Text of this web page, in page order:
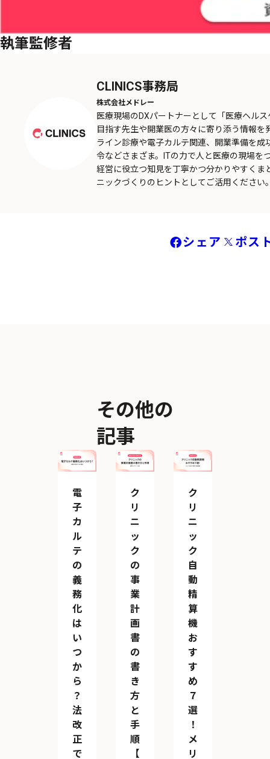
執筆監修者
CLINICS事務局
株式会社メドレー
医療現場のDXパートナーとして「医療ヘル
目指す先生や開業医の方々に寄り添う情報
ライン診療や電子カルテ関連、開業準備を
令などさまざま。ITの力で人と医療の現場を
経営に役立つ知見を丁寧かつ分かりやすくま
ニックづくりのヒントとしてご活用ください
シェア ポス
その他の
記事
電
子
カ
ル
テ
の
義
務
化
は
い
つ
か
ら
？
法
改
正
で
ク
リ
ニ
ッ
ク
の
事
業
計
画
書
の
書
き
方
と
手
順
【
ク
リ
ニ
ッ
ク
自
動
精
算
機
お
す
す
め
７
選
！
メ
リ